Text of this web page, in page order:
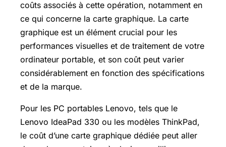
coûts associés à cette opération, notamment en
ce qui concerne la carte graphique. La carte
graphique est un élément crucial pour les
performances visuelles et de traitement de votre
ordinateur portable, et son coût peut varier
considérablement en fonction des spécifications
et de la marque.
Pour les PC portables Lenovo, tels que le
Lenovo IdeaPad 330 ou les modèles ThinkPad,
le coût d’une carte graphique dédiée peut aller